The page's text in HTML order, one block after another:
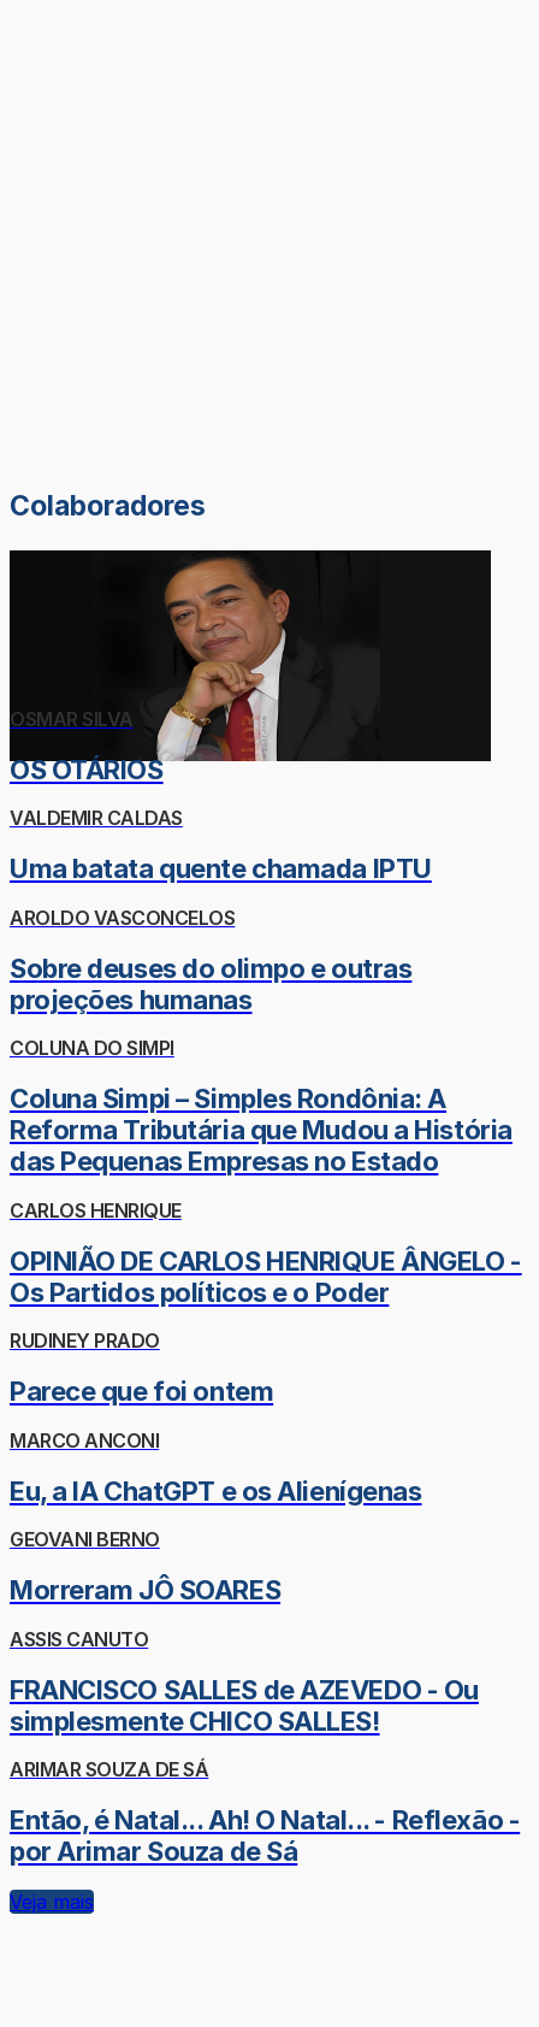
Colaboradores
OSMAR SILVA
OS OTÁRIOS
VALDEMIR CALDAS
Uma batata quente chamada IPTU
AROLDO VASCONCELOS
Sobre deuses do olimpo e outras
projeções humanas
COLUNA DO SIMPI
Coluna Simpi – Simples Rondônia: A
Reforma Tributária que Mudou a História
das Pequenas Empresas no Estado
CARLOS HENRIQUE
OPINIÃO DE CARLOS HENRIQUE ÂNGELO -
Os Partidos políticos e o Poder
RUDINEY PRADO
Parece que foi ontem
MARCO ANCONI
Eu, a IA ChatGPT e os Alienígenas
GEOVANI BERNO
Morreram JÔ SOARES
ASSIS CANUTO
FRANCISCO SALLES de AZEVEDO - Ou
simplesmente CHICO SALLES!
ARIMAR SOUZA DE SÁ
Então, é Natal... Ah! O Natal... - Reflexão -
por Arimar Souza de Sá
Veja mais